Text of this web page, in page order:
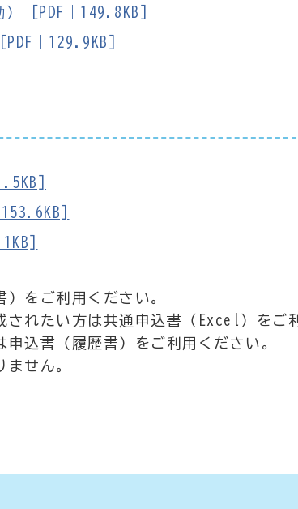
[PDF｜149.8KB]
｜129.9KB]
）をご利用ください。
されたい方は共通申込書（Excel）をご
込書（履歴書）をご利用ください。
せん。